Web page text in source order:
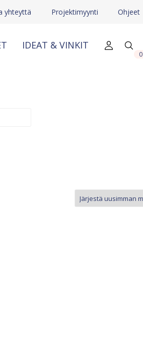
yhteyttä Projektimyynti Ohjeet
IDEAT & VINKIT
0